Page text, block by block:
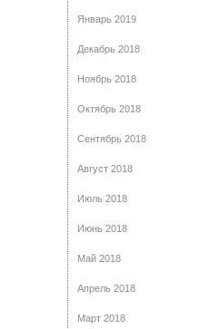
Январь 2019
Декабрь 2018
Ноябрь 2018
Октябрь 2018
Сентябрь 2018
Август 2018
Июль 2018
Июнь 2018
Май 2018
Апрель 2018
Март 2018